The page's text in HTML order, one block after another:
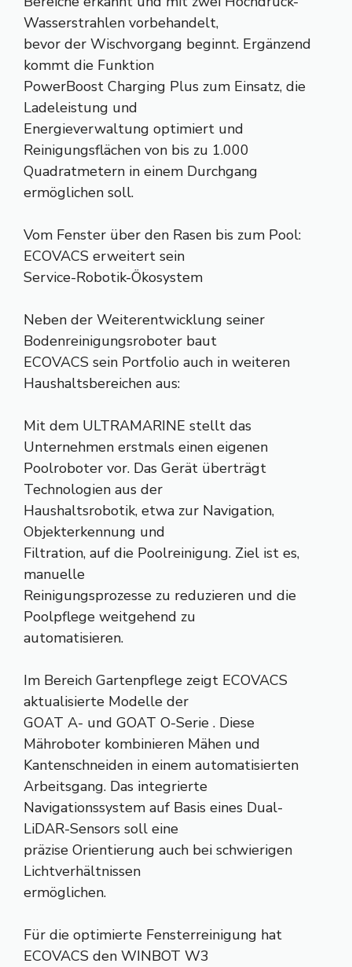
Wasserstrahlen vorbehandelt,
bevor der Wischvorgang beginnt. Ergänzend
kommt die Funktion
PowerBoost Charging Plus zum Einsatz, die
Ladeleistung und
Energieverwaltung optimiert und
Reinigungsflächen von bis zu 1.000
Quadratmetern in einem Durchgang
ermöglichen soll.
Vom Fenster über den Rasen bis zum Pool:
ECOVACS erweitert sein
Service-Robotik-Ökosystem
Neben der Weiterentwicklung seiner
Bodenreinigungsroboter baut
ECOVACS sein Portfolio auch in weiteren
Haushaltsbereichen aus:
Mit dem ULTRAMARINE stellt das
Unternehmen erstmals einen eigenen
Poolroboter vor. Das Gerät überträgt
Technologien aus der
Haushaltsrobotik, etwa zur Navigation,
Objekterkennung und
Filtration, auf die Poolreinigung. Ziel ist es,
manuelle
Reinigungsprozesse zu reduzieren und die
Poolpflege weitgehend zu
automatisieren.
Im Bereich Gartenpflege zeigt ECOVACS
aktualisierte Modelle der
GOAT A- und GOAT O-Serie . Diese
Mähroboter kombinieren Mähen und
Kantenschneiden in einem automatisierten
Arbeitsgang. Das integrierte
Navigationssystem auf Basis eines Dual-
LiDAR-Sensors soll eine
präzise Orientierung auch bei schwierigen
Lichtverhältnissen
ermöglichen.
Für die optimierte Fensterreinigung hat
ECOVACS den WINBOT W3